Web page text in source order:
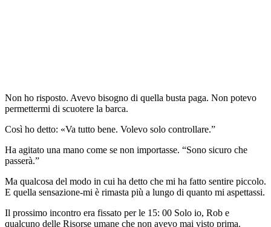
Non ho risposto. Avevo bisogno di quella busta paga. Non potevo
permettermi di scuotere la barca.
Così ho detto: «Va tutto bene. Volevo solo controllare.”
Ha agitato una mano come se non importasse. “Sono sicuro che
passerà.”
Ma qualcosa del modo in cui ha detto che mi ha fatto sentire piccolo.
E quella sensazione-mi è rimasta più a lungo di quanto mi aspettassi.
Il prossimo incontro era fissato per le 15: 00 Solo io, Rob e
qualcuno delle Risorse umane che non avevo mai visto prima.